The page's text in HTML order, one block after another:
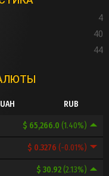
4
40
44
UAH RUB
$ 65,266.0 (1.40%)
$ 0.3276 (-0.01%)
$ 30.92(2.13%)